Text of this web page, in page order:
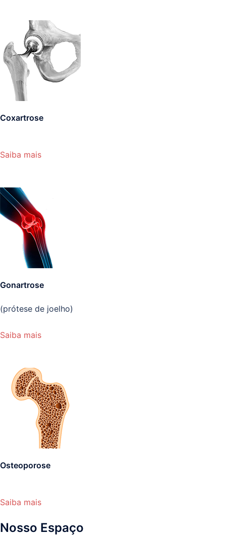
Coxartrose
Saiba mais
Gonartrose
(prótese de joelho)
Saiba mais
Osteoporose
Saiba mais
Nosso Espaço